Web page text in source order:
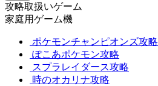
攻略取扱いゲーム
家庭用ゲーム機
ポケモンチャンピオンズ攻略
ぽこあポケモン攻略
スプラレイダース攻略
時のオカリナ攻略